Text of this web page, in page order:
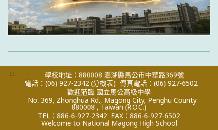
:::
學校地址：880008 澎湖縣馬公市中華路369號
電話：(06) 927-2342 (分機表) 傳真電話：(06) 927-6502
歡迎蒞臨 國立馬公高級中學
No. 369, Zhonghua Rd., Magong City, Penghu County
880008 , Taiwan (R.O.C.)
TEL：886-6-927-2342 FAX：886-6-927-6502
Welcome to National Magong High School